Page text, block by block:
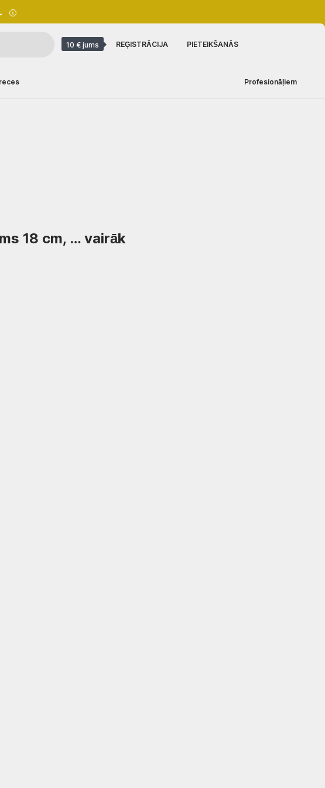
10 € jums REĢISTRĀCIJA PIETEIKŠANĀS
Profesionāļiem
18 cm, … vairāk